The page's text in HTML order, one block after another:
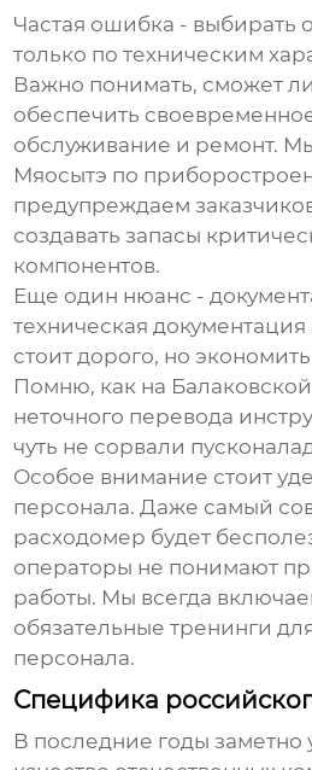
Частая ошибка - выбирать
только по техническим
Важно понимать, сможет
обеспечить
обслуживание и ремонт.
Мяосытэ по
предупреждаем
создавать запасы
компонентов.
Еще один нюанс -
техническая
стоит дорого, но
Помню, как на
неточного перевода
чуть не сорвали
Особое внимание стоит
персонала. Даже самый
расходомер будет
операторы не понимают
работы. Мы всегда
обязательные тренинги
персонала.
Специфика
В последние годы заметно